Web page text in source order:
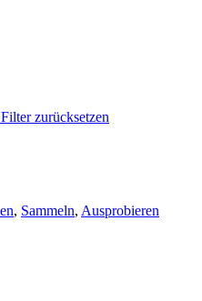
Filter zurücksetzen
, Sammeln, Ausprobieren